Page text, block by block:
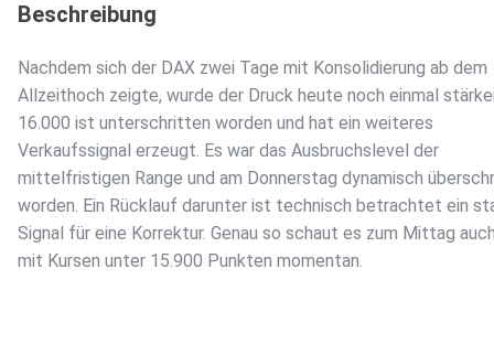
Beschreibung
Nachdem sich der DAX zwei Tage mit Konsolidierung ab dem
Allzeithoch zeigte, wurde der Druck heute noch einmal
16.000 ist unterschritten worden und hat ein weiteres
Verkaufssignal erzeugt. Es war das Ausbruchslevel der
mittelfristigen Range und am Donnerstag dynamisch
worden. Ein Rücklauf darunter ist technisch betrachtet ein
Signal für eine Korrektur. Genau so schaut es zum Mittag
mit Kursen unter 15.900 Punkten momentan.